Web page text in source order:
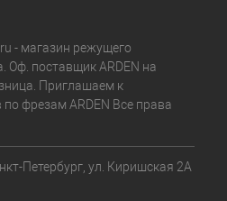
- магазин режущего
Оф. поставщик ARDEN на
Приглашаем к
фрезам ARDEN Все права
Петербург, ул. Киришская 2А